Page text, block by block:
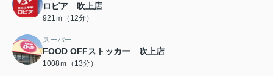
ロピア 吹上店
921ｍ（12分）
スーパー
FOOD OFFストッカー 吹上店
1008ｍ（13分）